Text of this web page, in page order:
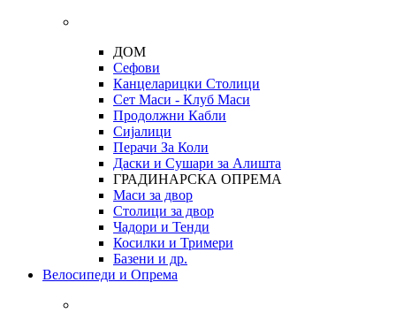
ДОМ
Сефови
Канцеларицки Столици
Сет Маси - Клуб Маси
Продолжни Кабли
Сијалици
Перачи За Коли
Даски и Сушари за Алишта
ГРАДИНАРСКА ОПРЕМА
Маси за двор
Столици за двор
Чадори и Тенди
Косилки и Тримери
Базени и др.
Велосипеди и Опрема